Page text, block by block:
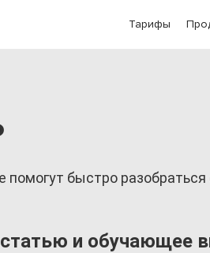
Тарифы
помогут быстро
и обучающее